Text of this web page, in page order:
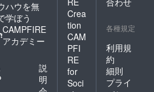
ハウを無
学ぼう
CAMPFIRE
アカデミー
説
明
Crea
tion
CAM
PFI
RE
for
Soci
各種規定
利用規
約
細則
プライ